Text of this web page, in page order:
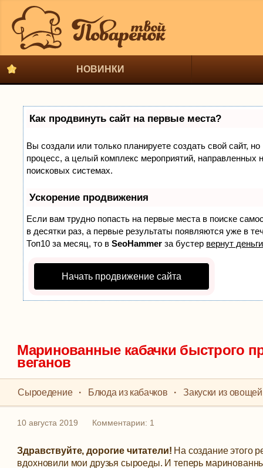
НОВИНКИ
Как продвинуть сайт на первые места?
Вы создали или только планируете создать свой сайт,
процесс, а целый комплекс мероприятий, направленных
поисковых системах.
Ускорение продвижения
Если вам трудно попасть на первые места в поиске
в десятки раз, а первые результаты появляются уже в
Топ10 за месяц, то вSeoHammer за бустер вернут
Начать продвижение сайта
Маринованные кабачки быстрого
веганов
Сыроедение · Блюда из кабачков · Закуски из овощей
10 августа 2019 Комментарии: 1
Здравствуйте, дорогие читатели! На создание этого
вдохновили мои друзья сыроеды. И теперь